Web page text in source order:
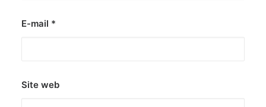
E-mail *
Site web